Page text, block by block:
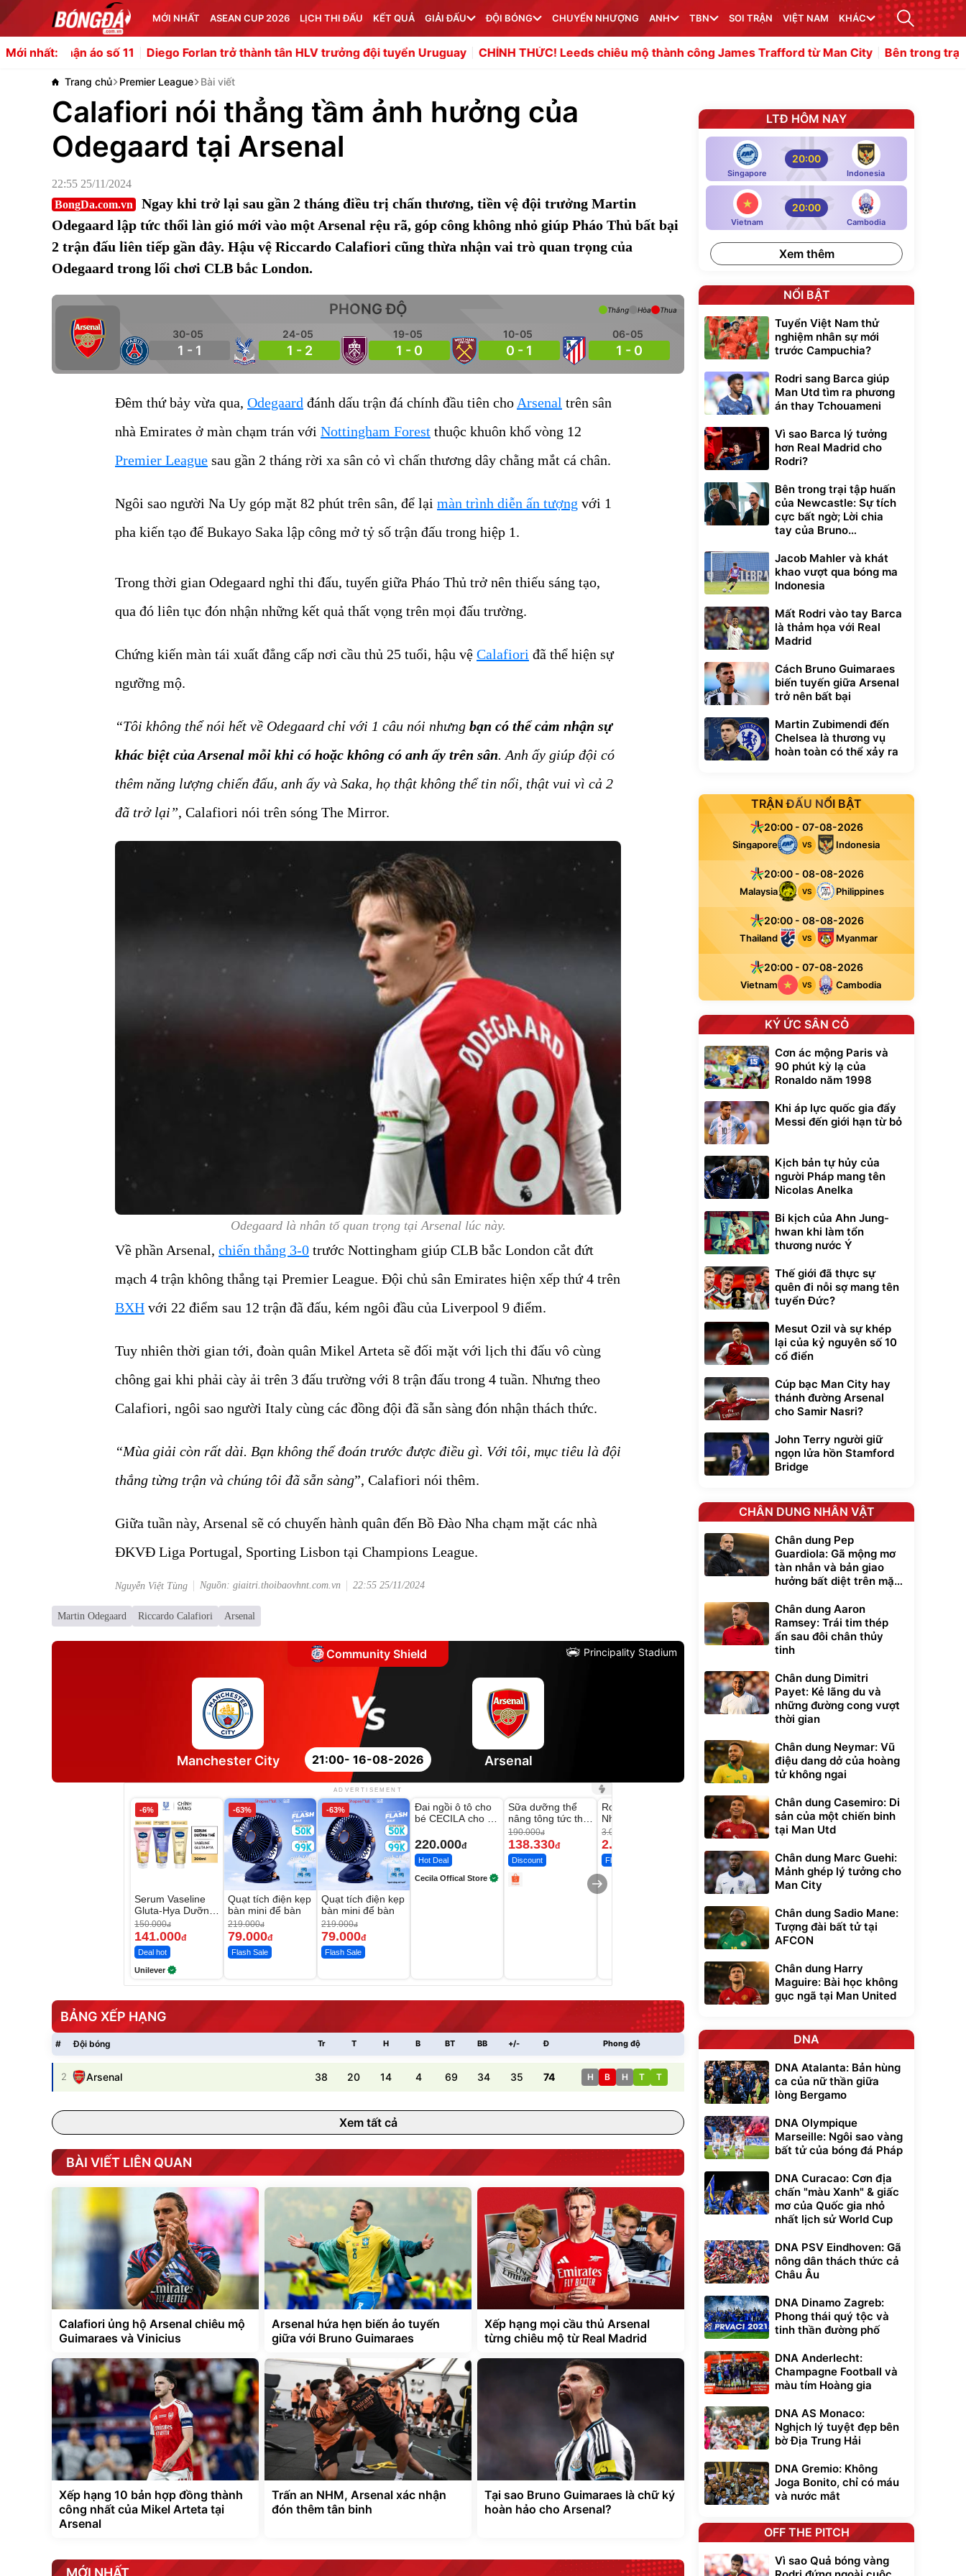
MỚI NHẤT ASEAN CUP 2026 LỊCH THI ĐẤU KẾT QUẢ GIẢI ĐẤU ĐỘI BÓNG CHUYỂN NHƯỢNG ANH TBN SOI TRẬN VIỆT NAM KHÁC
Mới nhất:
áo số 11 Diego Forlan trở thành tân HLV trưởng đội tuyển Uruguay CHÍNH THỨC! Leeds chiêu mộ thành công James Trafford từ Man City Bên trong trại tập huấn của
Trang chủ Premier League Bài viết
Calafiori nói thẳng tầm ảnh hưởng của
Odegaard tại Arsenal
22:55 25/11/2024
BongDa.com.vn
Ngay khi trở lại sau gần 2 tháng điều trị chấn thương, tiền vệ đội trưởng Martin
Odegaard lập tức thổi làn gió mới vào một Arsenal rệu rã, góp công không nhỏ giúp Pháo Thủ bất bại
2 trận đấu liên tiếp gần đây. Hậu vệ Riccardo Calafiori cũng thừa nhận vai trò quan trọng của
Odegaard trong lối chơi CLB bắc London.
PHONG ĐỘ
30-05
1 - 1
24-05
1 - 2
19-05
1 - 0
10-05
0 - 1
06-05
1 - 0
Thắng Hòa Thua
Đêm thứ bảy vừa qua, Odegaard đánh dấu trận đá chính đầu tiên cho Arsenal trên sân
nhà Emirates ở màn chạm trán với Nottingham Forest thuộc khuôn khổ vòng 12
Premier League sau gần 2 tháng rời xa sân cỏ vì chấn thương dây chằng mắt cá chân.
Ngôi sao người Na Uy góp mặt 82 phút trên sân, để lại màn trình diễn ấn tượng với 1
pha kiến tạo để Bukayo Saka lập công mở tỷ số trận đấu trong hiệp 1.
Trong thời gian Odegaard nghỉ thi đấu, tuyến giữa Pháo Thủ trở nên thiếu sáng tạo,
qua đó liên tục đón nhận những kết quả thất vọng trên mọi đấu trường.
Chứng kiến màn tái xuất đẳng cấp nơi cầu thủ 25 tuổi, hậu vệ Calafiori đã thể hiện sự
ngưỡng mộ.
“Tôi không thể nói hết về Odegaard chỉ với 1 câu nói nhưng bạn có thể cảm nhận sự
khác biệt của Arsenal mỗi khi có hoặc không có anh ấy trên sân. Anh ấy giúp đội có
thêm năng lượng chiến đấu, anh ấy và Saka, họ thật không thể tin nổi, thật vui vì cả 2
đã trở lại”, Calafiori nói trên sóng The Mirror.
Odegaard là nhân tố quan trọng tại Arsenal lúc này.
Về phần Arsenal, chiến thắng 3-0 trước Nottingham giúp CLB bắc London cắt đứt
mạch 4 trận không thắng tại Premier League. Đội chủ sân Emirates hiện xếp thứ 4 trên
BXH với 22 điểm sau 12 trận đã đấu, kém ngôi đầu của Liverpool 9 điểm.
Tuy nhiên thời gian tới, đoàn quân Mikel Arteta sẽ đối mặt với lịch thi đấu vô cùng
chông gai khi phải cày ải trên 3 đấu trường với 8 trận đấu trong 4 tuần. Nhưng theo
Calafiori, ngôi sao người Italy cùng các đồng đội đã sẵn sàng đón nhận thách thức.
“Mùa giải còn rất dài. Bạn không thể đoán trước được điều gì. Với tôi, mục tiêu là đội
thắng từng trận và chúng tôi đã sẵn sàng”, Calafiori nói thêm.
Giữa tuần này, Arsenal sẽ có chuyến hành quân đến Bồ Đào Nha chạm mặt các nhà
ĐKVĐ Liga Portugal, Sporting Lisbon tại Champions League.
Nguyễn Việt Tùng Nguồn: giaitri.thoibaovhnt.com.vn 22:55 25/11/2024
Martin Odegaard Riccardo Calafiori Arsenal
Community Shield Principality Stadium
21:00- 16-08-2026
Manchester City Arsenal
ADVERTISEMENT
-6%
Serum Vaseline
Gluta-Hya Dưỡng
Da Sáng Mịn Sau
7 Ngày
150.000đ
141.000đ
Deal hot
Unilever
-63%
Quạt tích điện kẹp
bàn mini để bàn
219.000đ
79.000đ
Flash Sale
-63%
Quạt tích điện kẹp
bàn mini để bàn
219.000đ
79.000đ
Flash Sale
Đai ngồi ô tô cho
bé CECILA cho bé
220.000đ
Hot Deal
Cecila Offical Store
-27%
Sữa dưỡng thể
nâng tông tức thì
Vaseline Body
190.000đ
138.330đ
Discount
Robot Hút Bụi Lau
Nhà - D2-001 -
Thông Minh
3.000.000
2.200.000
Flash Sale
Vali Bamozo
Khung Nhôm
9066 Size
20/24/28 Cao Cấp
1.000.000đ
Flash Sale
lưng chống nóng
giúp thoải mái
trong di chuyển
295.000
BẢNG XẾP HẠNG
# Đội bóng Tr T H B BT BB +/- Đ Phong độ
2 Arsenal 38 20 14 4 69 34 35 74 H B H T T
Xem tất cả
BÀI VIẾT LIÊN QUAN
Calafiori ủng hộ Arsenal chiêu mộ
Guimaraes và Vinicius
Arsenal hứa hẹn biến ảo tuyến
giữa với Bruno Guimaraes
Xếp hạng mọi cầu thủ Arsenal
từng chiêu mộ từ Real Madrid
Xếp hạng 10 bản hợp đồng thành
công nhất của Mikel Arteta tại
Arsenal
Trấn an NHM, Arsenal xác nhận
đón thêm tân binh
Tại sao Bruno Guimaraes là chữ ký
hoàn hảo cho Arsenal?
MỚI NHẤT
LTĐ HÔM NAY
Singapore
20:00
Indonesia
Vietnam
20:00
Cambodia
Xem thêm
NỔI BẬT
Tuyển Việt Nam thử
nghiệm nhân sự mới
trước Campuchia?
Rodri sang Barca giúp
Man Utd tìm ra phương
án thay Tchouameni
Vì sao Barca lý tưởng
hơn Real Madrid cho
Rodri?
Bên trong trại tập huấn
của Newcastle: Sự tích
cực bất ngờ; Lời chia
tay của Bruno
Jacob Mahler và khát
khao vượt qua bóng ma
Indonesia
Mất Rodri vào tay Barca
là thảm họa với Real
Madrid
Cách Bruno Guimaraes
biến tuyến giữa Arsenal
trở nên bất bại
Martin Zubimendi đến
Chelsea là thương vụ
hoàn toàn có thể xảy ra
TRẬN ĐẤU NỔI BẬT
20:00 - 07-08-2026
Singapore VS Indonesia
20:00 - 08-08-2026
Malaysia VS Philippines
20:00 - 08-08-2026
Thailand VS Myanmar
20:00 - 07-08-2026
Vietnam VS Cambodia
KÝ ỨC SÂN CỎ
Cơn ác mộng Paris và
90 phút kỳ lạ của
Ronaldo năm 1998
Khi áp lực quốc gia đẩy
Messi đến giới hạn từ bỏ
Kịch bản tự hủy của
người Pháp mang tên
Nicolas Anelka
Bi kịch của Ahn Jung-
hwan khi làm tổn
thương nước Ý
Thế giới đã thực sự
quên đi nỗi sợ mang tên
tuyển Đức?
Mesut Ozil và sự khép
lại của kỷ nguyên số 10
cổ điển
Cúp bạc Man City hay
thánh đường Arsenal
cho Samir Nasri?
John Terry người giữ
ngọn lửa hồn Stamford
Bridge
CHÂN DUNG NHÂN VẬT
Chân dung Pep
Guardiola: Gã mộng mơ
tàn nhẫn và bản giao
hưởng bất diệt trên mặt
Chân dung Aaron
Ramsey: Trái tim thép
ẩn sau đôi chân thủy
tinh
Chân dung Dimitri
Payet: Kẻ lãng du và
những đường cong vượt
thời gian
Chân dung Neymar: Vũ
điệu dang dở của hoàng
tử không ngai
Chân dung Casemiro: Di
sản của một chiến binh
tại Man Utd
Chân dung Marc Guehi:
Mảnh ghép lý tưởng cho
Man City
Chân dung Sadio Mane:
Tượng đài bất tử tại
AFCON
Chân dung Harry
Maguire: Bài học không
gục ngã tại Man United
DNA
DNA Atalanta: Bản hùng
ca của nữ thần giữa
lòng Bergamo
DNA Olympique
Marseille: Ngôi sao vàng
bất tử của bóng đá Pháp
DNA Curacao: Cơn địa
chấn "màu Xanh" & giấc
mơ của Quốc gia nhỏ
nhất lịch sử World Cup
DNA PSV Eindhoven: Gã
nông dân thách thức cả
Châu Âu
DNA Dinamo Zagreb:
Phong thái quý tộc và
tinh thần đường phố
DNA Anderlecht:
Champagne Football và
màu tím Hoàng gia
DNA AS Monaco:
Nghịch lý tuyệt đẹp bên
bờ Địa Trung Hải
DNA Gremio: Không
Joga Bonito, chỉ có máu
và nước mắt
OFF THE PITCH
Vì sao Quả bóng vàng